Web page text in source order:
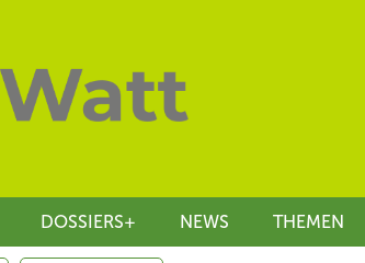
DOSSIERS+ NEWS THEMEN